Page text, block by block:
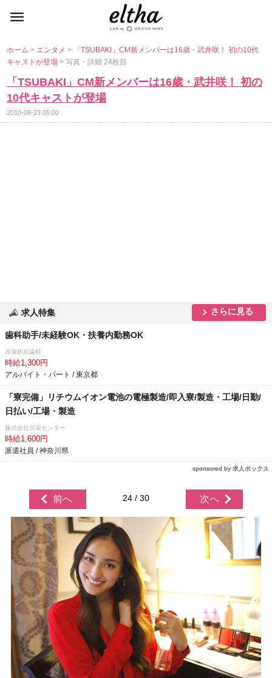
ホーム> エンタメ>
「TSUBAKI」CM新メンバーは16歳・武井咲！ 初の10代
キャストが登場> 写真・詳細 24枚目
「TSUBAKI」CM新メンバーは16歳・武井咲！ 初の
10代キャストが登場
2010-09-23 05:00
求人特集 さらに見る
歯科助手/未経験OK・扶養内勤務OK
赤塚駅前歯科
時給1,300円
アルバイト・パート / 東京都
「寮完備」リチウムイオン電池の電極製造/即入寮/製造・工場/日勤/
日払い/工場・製造
株式会社京栄センター
時給1,600円
派遣社員 / 神奈川県
sponsored by 求人ボックス
前へ 24 / 30 次へ